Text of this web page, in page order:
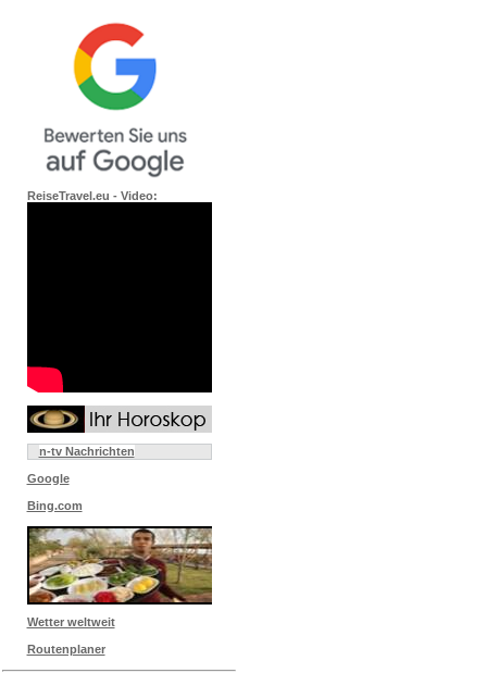
ReiseTravel.eu - Video:
n-tv Nachrichten
Google
Bing.com
Wetter weltweit
Routenplaner